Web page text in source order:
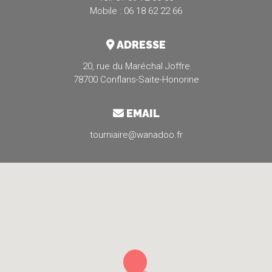
Mobile : 06 18 62 22 66
ADRESSE
20, rue du Maréchal Joffre
78700 Conflans-Saite-Honorine
EMAIL
tourniaire@wanadoo.fr